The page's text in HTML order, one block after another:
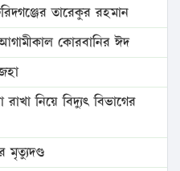
তারেকুর রহমান
কোরবানির ঈদ
নিয়ে বিদ্যুৎ বিভাগের
মৃত্যুদণ্ড